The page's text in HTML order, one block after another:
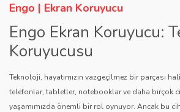
Ürün resmi kalitesiz, bozuk veya
Ürün açıklamasında eksik bilgiler
Ürün bilgilerinde hatalar bulunuyor.
Ürün fiyatı diğer sitelerden daha pahalı.
Bu ürüne benzer farklı alternatifler olmalı.
Engo | Ekran Koruyucu
Engo Ekran Koruyucu:
Koruyucusu
Teknoloji, hayatımızın vazgeçilmez bir parçası
telefonlar, tabletler, notebooklar ve daha birçok
yaşamımızda önemli bir rol oynuyor. Ancak bu